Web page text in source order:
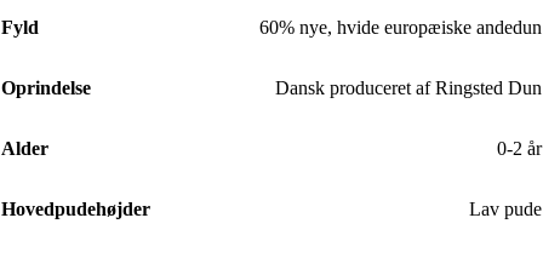
Fyld 60% nye, hvide europæiske andedun
Oprindelse Dansk produceret af Ringsted Dun
Alder 0-2 år
Hovedpudehøjder Lav pude